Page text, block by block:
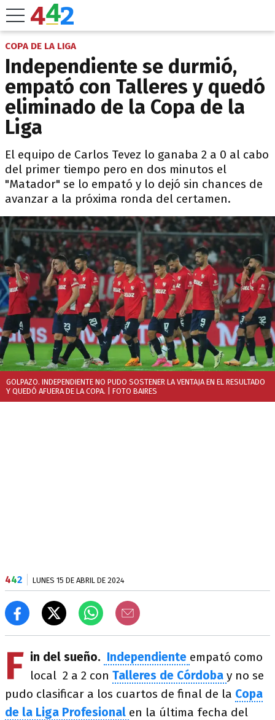
COPA DE LA LIGA
Independiente se durmió,
empató con Talleres y quedó
eliminado de la Copa de la
Liga
El equipo de Carlos Tevez lo ganaba 2 a 0 al cabo
del primer tiempo pero en dos minutos el
"Matador" se lo empató y lo dejó sin chances de
avanzar a la próxima ronda del certamen.
GOLPAZO. INDEPENDIENTE NO PUDO SOSTENER LA VENTAJA EN EL RESULTADO
Y QUEDÓ AFUERA DE LA COPA. | FOTO BAIRES
442 LUNES 15 DE ABRIL DE 2024
F in del sueño. Independiente empató como
local 2 a 2 con Talleres de Córdoba y no se
pudo clasificar a los cuartos de final de la Copa
de la Liga Profesional en la última fecha del